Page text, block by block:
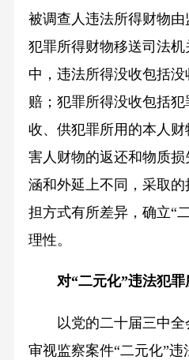
被调查人违法所得财物由
犯罪所得财物移送司法
中，违法所得没收包括
赔；犯罪所得没收包括
收、供犯罪所用的本人
害人财物的返还和物质
涵和外延上不同，采取
担方式有所差异，确立“
理性。
对“二元化”违法犯
以党的二十届三中全
审视监察案件“二元化”违